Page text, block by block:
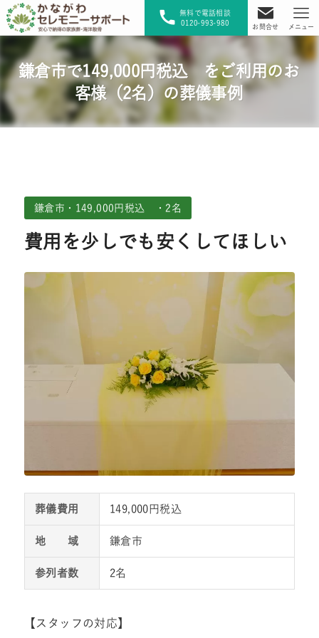
無料で電話相談
0120-993-980
お問合せ メニュー
鎌倉市で149,000円税込 をご利用のお
客様（2名）の葬儀事例
鎌倉市・149,000円税込 ・2名
費用を少しでも安くしてほしい
葬儀費用 149,000円税込
地 域 鎌倉市
参列者数 2名
【スタッフの対応】